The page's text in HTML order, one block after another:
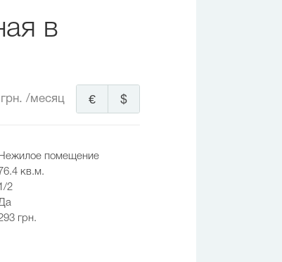
в
/месяц $
€
Нежилое помещение
76.4 кв.м.
2
грн.